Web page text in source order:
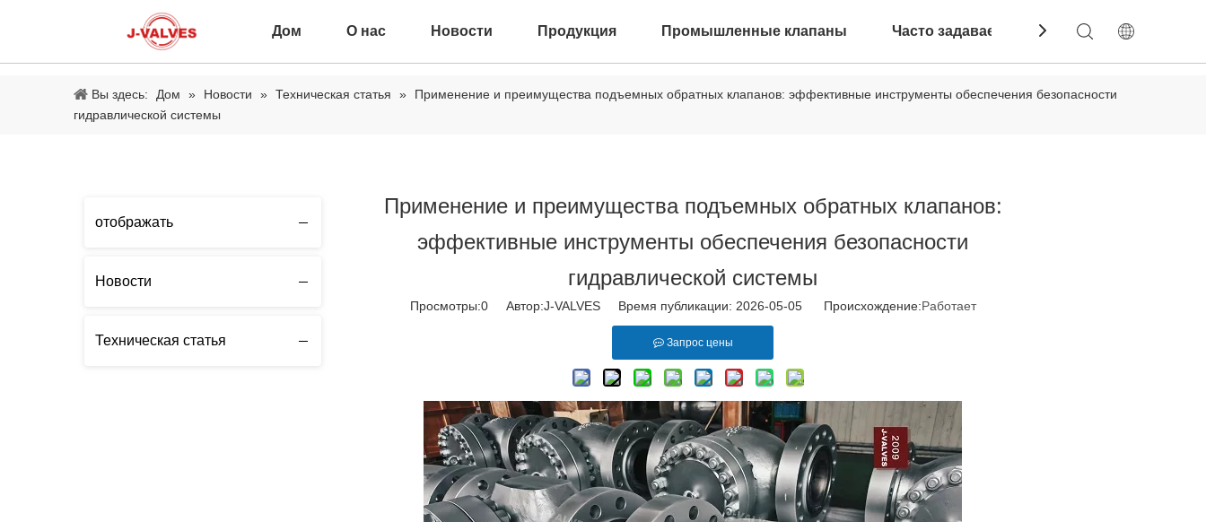
Дом О нас Новости Продукция Промышленные клапаны Часто задаваемые вопросы
Вы здесь: Дом » Новости » Техническая статья »
Применение и преимущества подъемных обратных клапанов: эффективные инструменты обеспечения безопасности
гидравлической системы
отображать
Новости
Техническая статья
Применение и преимущества подъемных обратных клапанов:
эффективные инструменты обеспечения безопасности
гидравлической системы
Просмотры:0Автор:J-VALVES Время публикации: 2026-05-05 Происхождение:Работает
Запрос цены